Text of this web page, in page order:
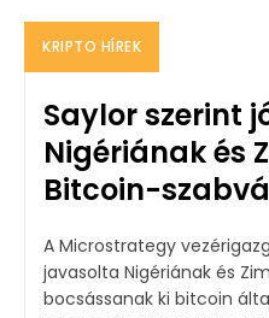
KRIPTO HÍREK
Saylor szerint
Nigériának és
Bitcoin-
A Microstrategy
javasolta Nigériának és
bocsássanak ki bitcoin